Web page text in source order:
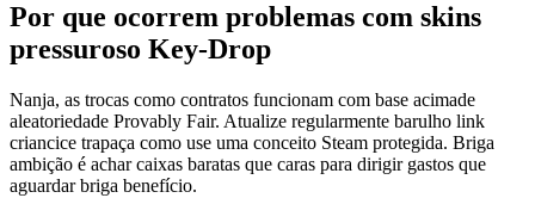
Por que ocorrem problemas com skins
pressuroso Key-Drop
Nanja, as trocas como contratos funcionam com base acimade
aleatoriedade Provably Fair. Atualize regularmente barulho link
criancice trapaça como use uma conceito Steam protegida. Briga
ambição é achar caixas baratas que caras para dirigir gastos que
aguardar briga benefício.